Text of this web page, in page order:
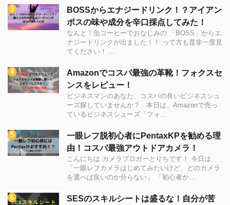
BOSSからエナジードリンク！？アイアン
ボスの味や成分を辛口採点してみた！
なんと！缶コーヒーでおなじみの 「BOSS」からエ
ナジードリンクが出ました！！ って方も是非一度見
てください！ ...
Amazonでコスパ最強の革靴！フォクスセ
ンスをレビュー！
ビジネスマンのあなた、コスパの良いビジネスシュ
ーズ探していませんか？ 本日は、Amazonで売っ
ているビジネスシューズ「フォ...
一眼レフ脱初心者にPentaxKPを勧める理
由！コスパ最強アウトドアカメラ！
こんにちは カメラブロガーとりちです！ 今日は、
「一眼レフカメラはじめてみたいけど、どのカメラ
を選べば良いのか分らない」 「初心者か...
SESのスキルシートは盛るな！自分が苦